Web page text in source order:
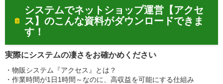
システムでネットショップ運営【アクセ
ス】のこんな資料がダウンロードできま
す！
実際にシステムの凄さをお確かめください
・物販システム『アクセス』とは？
・作業時間が1日1時間～なのに、高収益を可能にする仕組み